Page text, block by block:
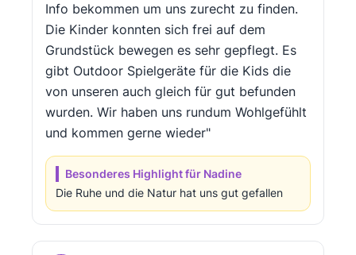
Info bekommen um uns zurecht zu finden.
Die Kinder konnten sich frei auf dem
Grundstück bewegen es sehr gepflegt. Es
gibt Outdoor Spielgeräte für die Kids die
von unseren auch gleich für gut befunden
wurden. Wir haben uns rundum Wohlgefühlt
und kommen gerne wieder"
Besonderes Highlight für Nadine
Die Ruhe und die Natur hat uns gut gefallen